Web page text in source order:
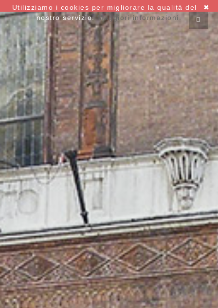
✖
Utilizziamo i cookies per migliorare la qualità del
nostro servizio. Maggiori informazioni.